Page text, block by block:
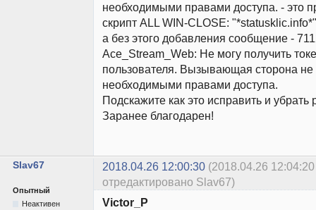
необходимыми правами доступа. - это
скрипт ALL WIN-CLOSE:
а без этого добавления сообщение -
Ace_Stream_Web: Не могу получить
пользователя. Вызывающая сторона не
необходимыми правами доступа.
Подскажите как это исправить и убрать
Заранее благодарен!
Slav67 2018.04.26 12:00:30 (2018.04.26 12:04:20
отредактировано Slav67)
Опытный
Неактивен
Victor_P